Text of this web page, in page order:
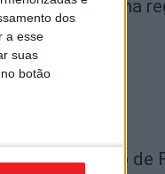
dos
a esse
suas
botão
de cobre na
Exposição de